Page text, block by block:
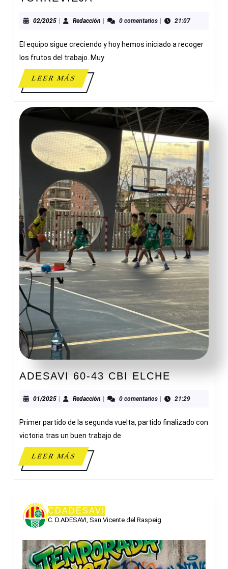
B
48
CB
TORREVIEJA
02/202502/2025
| Redacción Redacción
| 0 comentarios | 21:07
El equipo sigue creciendo y hoy hemos iniciado a recoger
los frutos del trabajo. Muy
LEER MÁSLEER
MÁS
ADESAVI 60-43 CBI ELCHE
43
ELCHE
01/202501/2025
| Redacción Redacción
| 0 comentarios | 21:29
Primer partido de la segunda vuelta, partido finalizado con
victoria tras un buen trabajo de
LEER MÁSLEER
MÁS
CDADESAVI
C. D.ADESAVI, San Vicente del Raspeig